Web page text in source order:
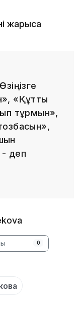
жарыса
«Құтты
тұрмын»,
тозбасын»,
деп
0